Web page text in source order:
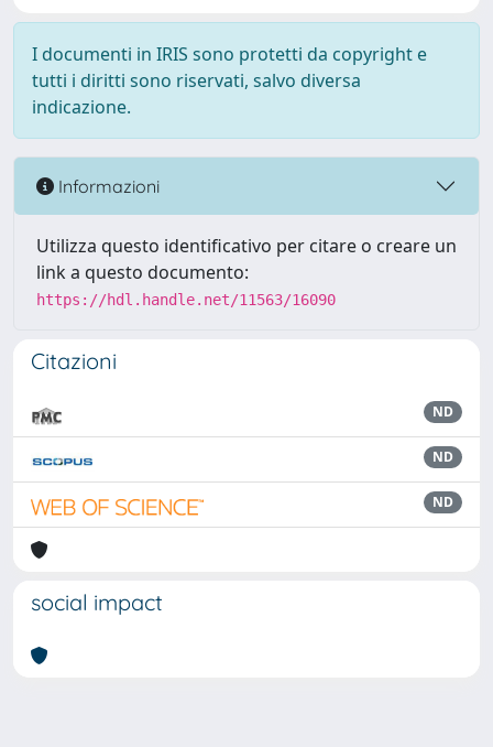
I documenti in IRIS sono protetti da copyright e
tutti i diritti sono riservati, salvo diversa
indicazione.
Informazioni
Utilizza questo identificativo per citare o creare un
link a questo documento:
https://hdl.handle.net/11563/16090
Citazioni
ND
ND
ND
social impact